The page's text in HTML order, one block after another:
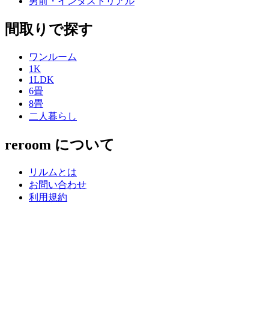
間取りで探す
ワンルーム
1K
1LDK
6畳
8畳
二人暮らし
reroom について
リルムとは
お問い合わせ
利用規約